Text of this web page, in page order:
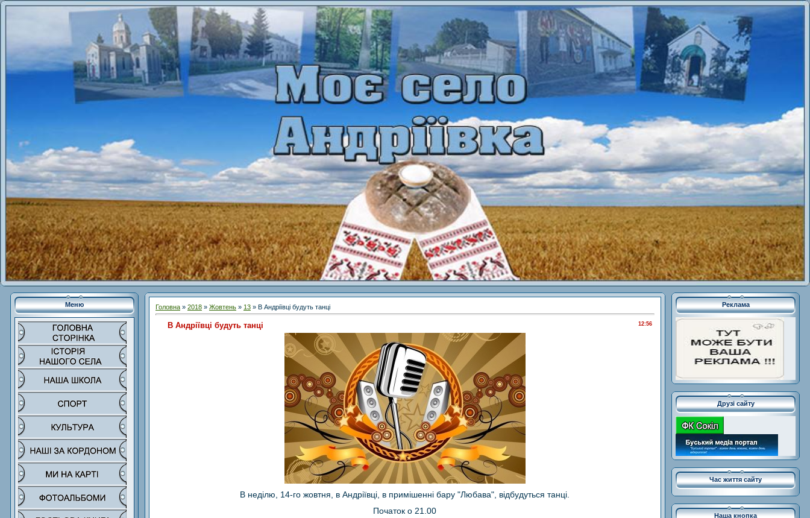
Меню Головна » 2018 » Жовтень » 13 » В Андріївці будуть танці
12:56
В Андріївці будуть танці
В неділю, 14-го жовтня, в Андріївці, в примішенні бару "Любава", відбудуться танці.
Початок о 21.00
Реклама
Друзі сайту
Час життя сайту
Наша кнопка